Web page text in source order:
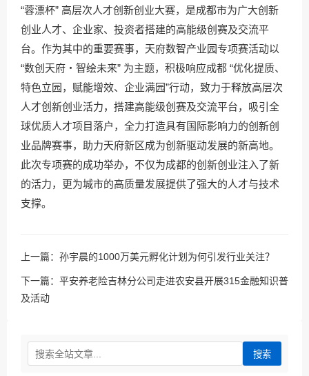
“蓉漂杯” 高层次人才创新创业大赛，是成都市为广大创新
创业人才、企业家、投资者搭建的高能级创赛及交流平
台。作为其中的重要赛事，天府数智产业园专项赛活动以
“数创天府・智绘未来” 为主题，积极响应成都 “优化提质、
特色立园，赋能增效、企业满园”行动，致力于释放高层次
人才创新创业活力，搭建高能级创赛及交流平台，吸引全
球优质人才项目落户，全力打造具有国际影响力的创新创
业品牌赛事，助力天府新区成为创新驱动发展的新高地。
此次专项赛的成功举办，不仅为成都的创新创业注入了新
的活力，更为城市的高质量发展提供了强大的人才与技术
支撑。
上一篇： 孙宇晨的1000万美元孵化计划为何引发行业关注？
下一篇： 平安养老险吉林分公司走进农安县开展315金融知识普
及活动
搜索